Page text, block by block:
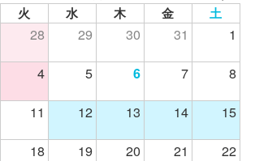
火 水 木 金 土
28 29 30 31
1
4 5 6 7
8
11 12 13 14
15
18 19 20 21
22